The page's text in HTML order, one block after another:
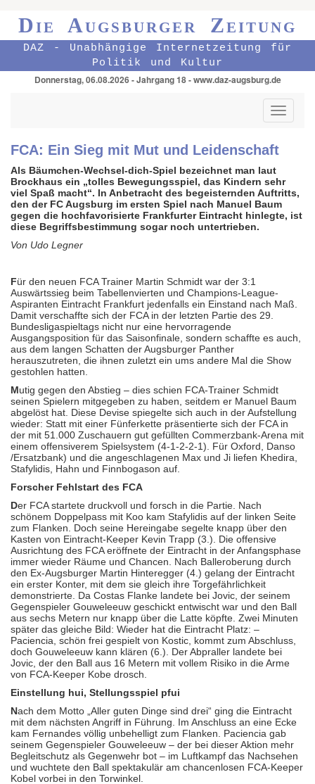
Die Augsburger Zeitung
DAZ - Unabhängige Internetzeitung für
Politik und Kultur
Donnerstag, 06.08.2026 - Jahrgang 18 - www.daz-augsburg.de
Toggle
FCA: Ein Sieg mit Mut und Leidenschaft
Als Bäumchen-Wechsel-dich-Spiel bezeichnet man laut
Brockhaus ein „tolles Bewegungsspiel, das Kindern sehr
viel Spaß macht“. In Anbetracht des begeisternden Auftritts,
den der FC Augsburg im ersten Spiel nach Manuel Baum
gegen die hochfavorisierte Frankfurter Eintracht hinlegte, ist
diese Begriffsbestimmung sogar noch untertrieben.
Von Udo Legner
Für den neuen FCA Trainer Martin Schmidt war der 3:1
Auswärtssieg beim Tabellenvierten und Champions-League-
Aspiranten Eintracht Frankfurt jedenfalls ein Einstand nach Maß.
Damit verschaffte sich der FCA in der letzten Partie des 29.
Bundesligaspieltags nicht nur eine hervorragende
Ausgangsposition für das Saisonfinale, sondern schaffte es auch,
aus dem langen Schatten der Augsburger Panther
herauszutreten, die ihnen zuletzt ein ums andere Mal die Show
gestohlen hatten.
Mutig gegen den Abstieg – dies schien FCA-Trainer Schmidt
seinen Spielern mitgegeben zu haben, seitdem er Manuel Baum
abgelöst hat. Diese Devise spiegelte sich auch in der Aufstellung
wieder: Statt mit einer Fünferkette präsentierte sich der FCA in
der mit 51.000 Zuschauern gut gefüllten Commerzbank-Arena mit
einem offensiverem Spielsystem (4-1-2-2-1). Für Oxford, Danso
/Ersatzbank) und die angeschlagenen Max und Ji liefen Khedira,
Stafylidis, Hahn und Finnbogason auf.
Forscher Fehlstart des FCA
Der FCA startete druckvoll und forsch in die Partie. Nach
schönem Doppelpass mit Koo kam Stafylidis auf der linken Seite
zum Flanken. Doch seine Hereingabe segelte knapp über den
Kasten von Eintracht-Keeper Kevin Trapp (3.). Die offensive
Ausrichtung des FCA eröffnete der Eintracht in der Anfangsphase
immer wieder Räume und Chancen. Nach Balleroberung durch
den Ex-Augsburger Martin Hinteregger (4.) gelang der Eintracht
ein erster Konter, mit dem sie gleich ihre Torgefährlichkeit
demonstrierte. Da Costas Flanke landete bei Jovic, der seinem
Gegenspieler Gouweleeuw geschickt entwischt war und den Ball
aus sechs Metern nur knapp über die Latte köpfte. Zwei Minuten
später das gleiche Bild: Wieder hat die Eintracht Platz: –
Paciencia, schön frei gespielt von Kostic, kommt zum Abschluss,
doch Gouweleeuw kann klären (6.). Der Abpraller landete bei
Jovic, der den Ball aus 16 Metern mit vollem Risiko in die Arme
von FCA-Keeper Kobe drosch.
Einstellung hui, Stellungsspiel pfui
Nach dem Motto „Aller guten Dinge sind drei“ ging die Eintracht
mit dem nächsten Angriff in Führung. Im Anschluss an eine Ecke
kam Fernandes völlig unbehelligt zum Flanken. Paciencia gab
seinem Gegenspieler Gouweleeuw – der bei dieser Aktion mehr
Begleitschutz als Gegenwehr bot – im Luftkampf das Nachsehen
und wuchtete den Ball spektakulär am chancenlosen FCA-Keeper
Kobel vorbei in den Torwinkel.